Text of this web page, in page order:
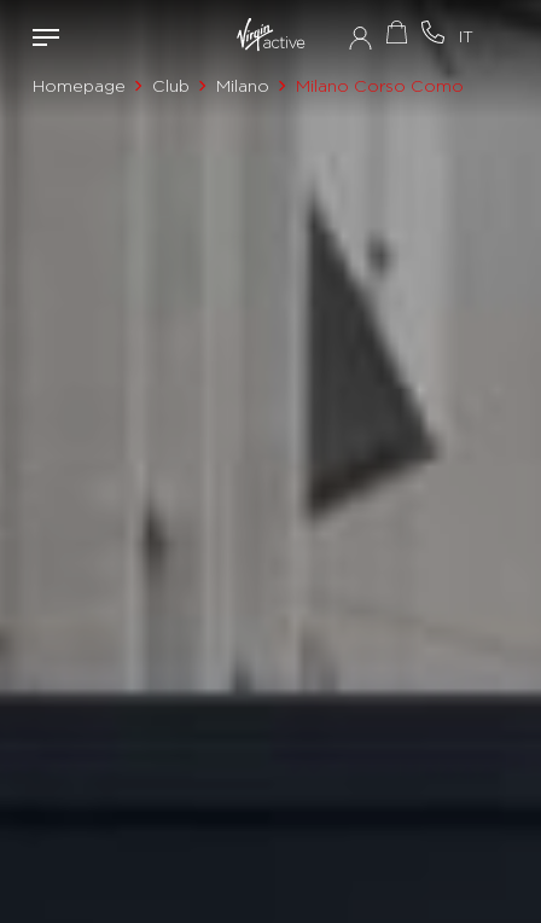
Homepage Club Milano Milano Corso Como